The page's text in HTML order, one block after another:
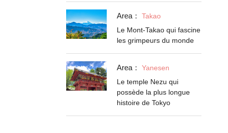
Area：
Takao
Le Mont-Takao qui fascine
les grimpeurs du monde
Area：
Yanesen
Le temple Nezu qui
possède la plus longue
histoire de Tokyo